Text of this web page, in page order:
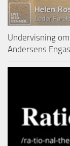
Undervisning
Andersens